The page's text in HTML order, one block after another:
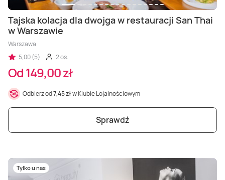
Tajska kolacja dla dwojga w restauracji San Thai
w Warszawie
Warszawa
5,00 (5)
2 os.
Od 149,00 zł
Odbierz od7,45 złw Klubie Lojalnościowym
Sprawdź
Tylko u nas